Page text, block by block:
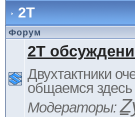
2Т
Форум
2Т
Двухтактники
общаемся здесь
Модераторы: